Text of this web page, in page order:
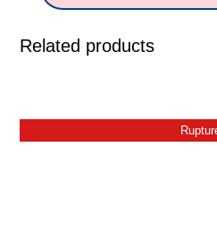
Related products